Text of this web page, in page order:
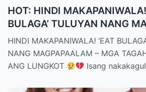
HOT: HINDI MAKAPANIWALA!
BULAGA’ TULUYAN NANG
– MGA TAGAHANGA, LABIS
HINDI MAKAPANIWALA! ‘EAT
NANG MAGPAPAALAM – MGA
ANG LUNGKOT
Isang